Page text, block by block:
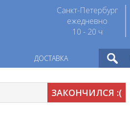
Санкт-Петербург
ежедневно
10 - 20 ч
ДОСТАВКА
ЗАКОНЧИЛСЯ :(